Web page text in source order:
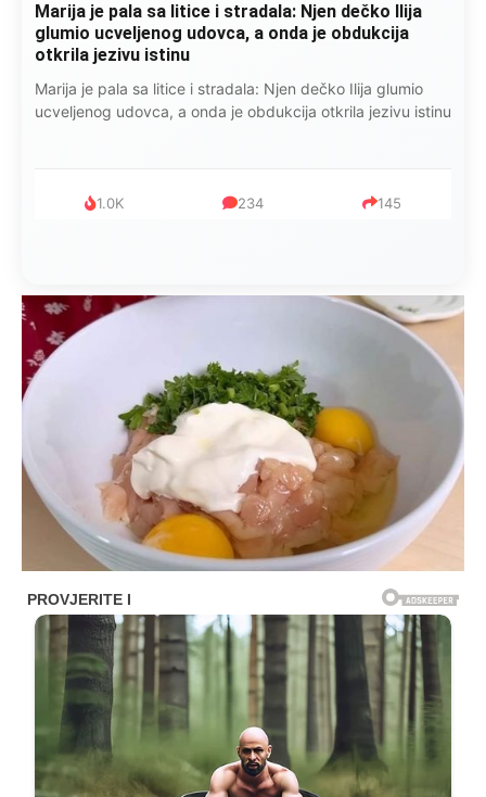
Marija je pala sa litice i stradala: Njen dečko Ilija
glumio ucveljenog udovca, a onda je obdukcija
otkrila jezivu istinu
Marija je pala sa litice i stradala: Njen dečko Ilija glumio
ucveljenog udovca, a onda je obdukcija otkrila jezivu istinu
1.0K 234 145